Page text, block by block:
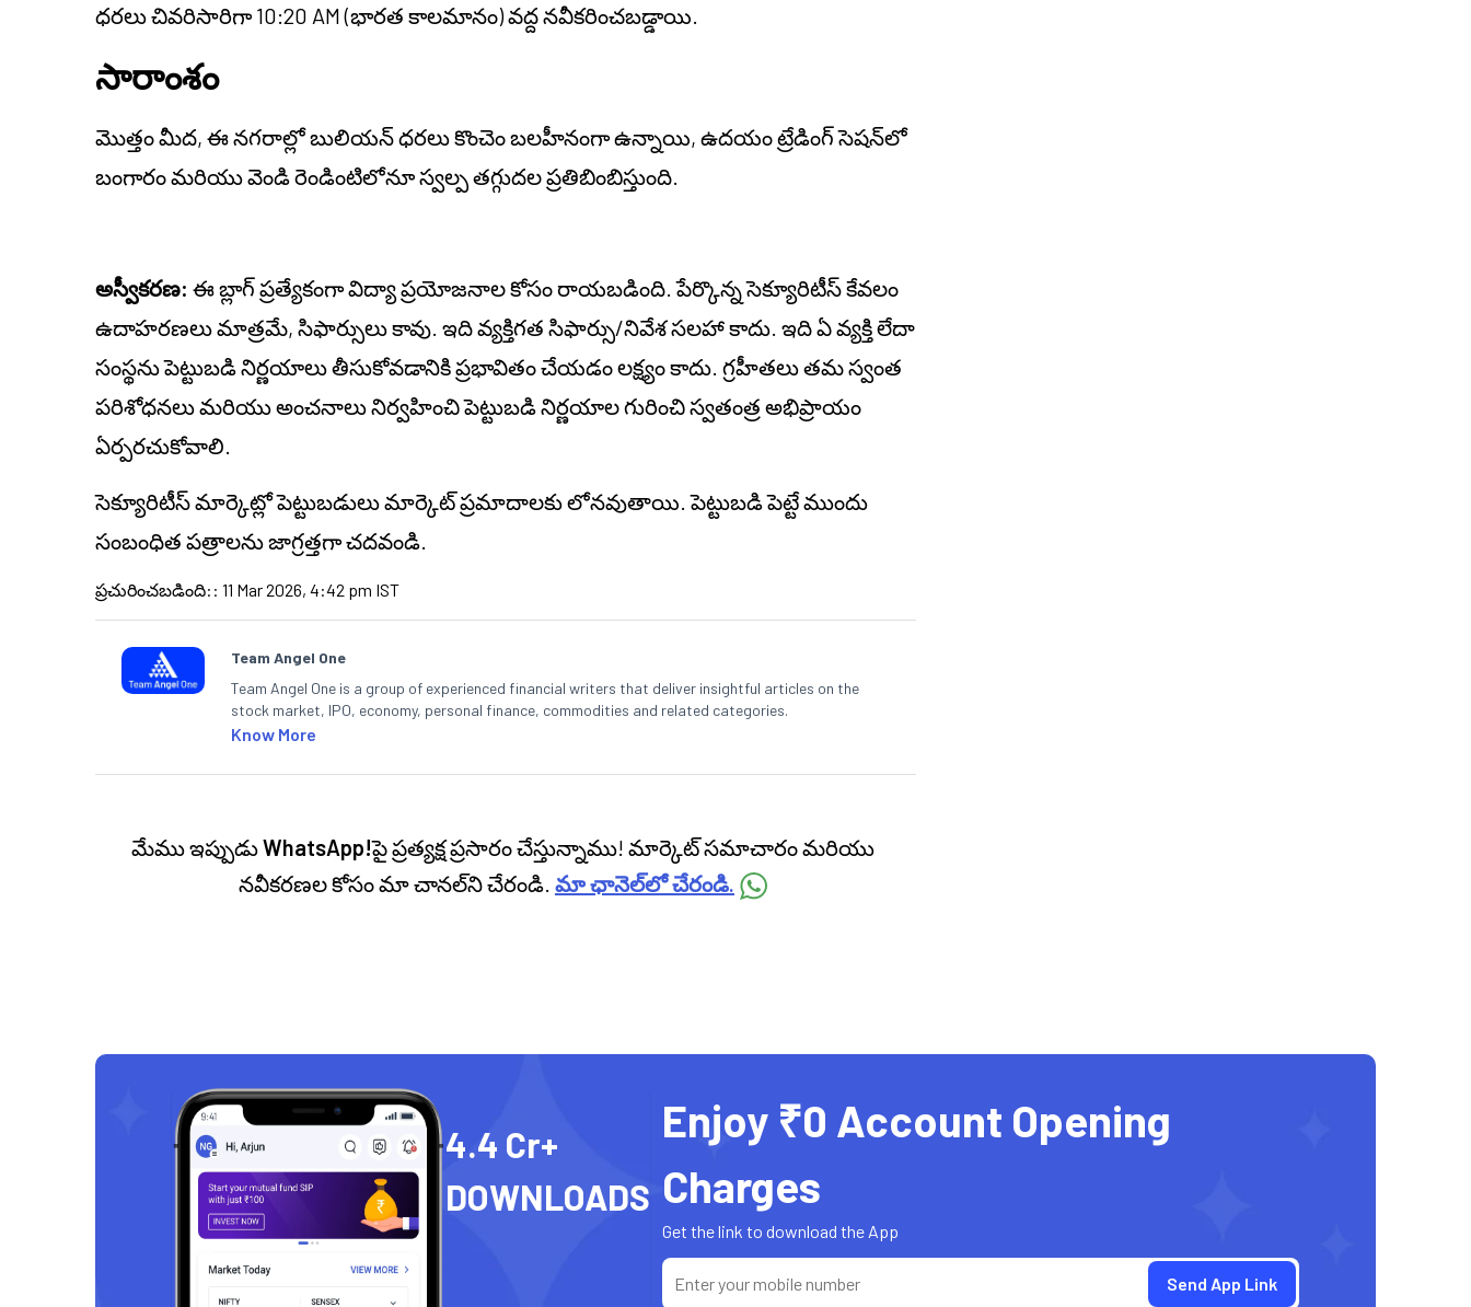
ధరలు చివరిసారిగా 10:20 AM (భారత కాలమానం) వద్ద నవీకరించబడ్డాయి.
సారాంశం
మొత్తం మీద, ఈ నగరాల్లో బులియన్ ధరలు కొంచెం బలహీనంగా ఉన్నాయి, ఉదయం ట్రేడింగ్ సెషన్‌లో
బంగారం మరియు వెండి రెండింటిలోనూ స్వల్ప తగ్గుదల ప్రతిబింబిస్తుంది.
అస్వీకరణ: ఈ బ్లాగ్ ప్రత్యేకంగా విద్యా ప్రయోజనాల కోసం రాయబడింది. పేర్కొన్న సెక్యూరిటీస్ కేవలం
ఉదాహరణలు మాత్రమే, సిఫార్సులు కావు. ఇది వ్యక్తిగత సిఫార్సు/నివేశ సలహా కాదు. ఇది ఏ వ్యక్తి లేదా
సంస్థను పెట్టుబడి నిర్ణయాలు తీసుకోవడానికి ప్రభావితం చేయడం లక్ష్యం కాదు. గ్రహీతలు తమ స్వంత
పరిశోధనలు మరియు అంచనాలు నిర్వహించి పెట్టుబడి నిర్ణయాల గురించి స్వతంత్ర అభిప్రాయం
ఏర్పరచుకోవాలి.
సెక్యూరిటీస్ మార్కెట్లో పెట్టుబడులు మార్కెట్ ప్రమాదాలకు లోనవుతాయి. పెట్టుబడి పెట్టే ముందు
సంబంధిత పత్రాలను జాగ్రత్తగా చదవండి.
ప్రచురించబడింది: : 11 Mar 2026, 4:42 pm IST
Team Angel One
Team Angel One is a group of experienced financial writers that deliver insightful articles on the
stock market, IPO, economy, personal finance, commodities and related categories.
Know More
మేము ఇప్పుడుWhatsApp!పై ప్రత్యక్ష ప్రసారం చేస్తున్నాము! మార్కెట్ సమాచారం మరియు
నవీకరణల కోసం మా చానల్‌ని చేరండి. మా ఛానెల్‌లో చేరండి.
4.4 Cr+
DOWNLOADS
Enjoy ₹0 Account Opening
Charges
Get the link to download the App